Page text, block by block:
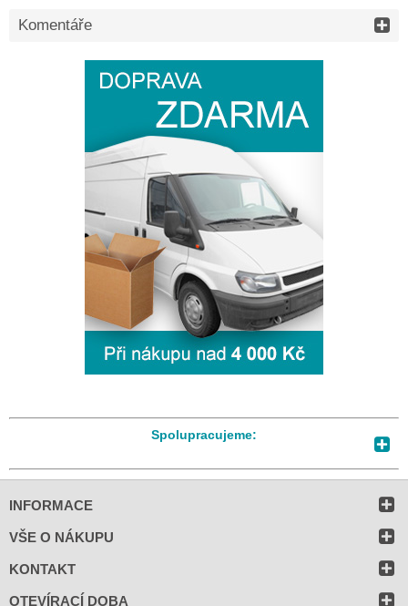
Komentáře
Spolupracujeme:
INFORMACE
VŠE O NÁKUPU
KONTAKT
OTEVÍRACÍ DOBA